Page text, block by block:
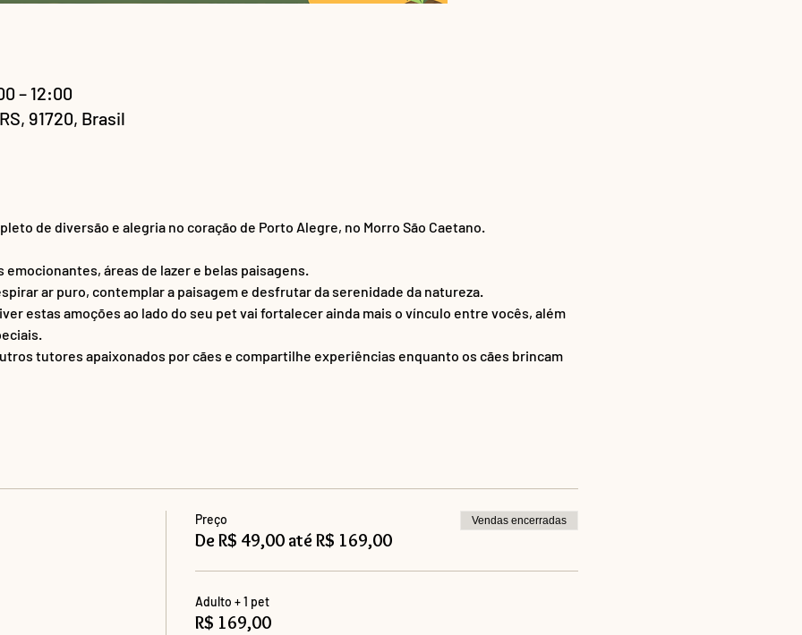
– 12:00
91720, Brasil
de diversão e alegria no coração de Porto Alegre, no Morro São Caetano.
áreas de lazer e belas paisagens.
ar puro, contemplar a paisagem e desfrutar da serenidade da natureza.
estas amoções ao lado do seu pet vai fortalecer ainda mais o vínculo entre vocês, além
tutores apaixonados por cães e compartilhe experiências enquanto os cães brincam
Preço
De R$ 49,00 até R$ 169,00
Vendas encerradas
Adulto + 1 pet
R$ 169,00